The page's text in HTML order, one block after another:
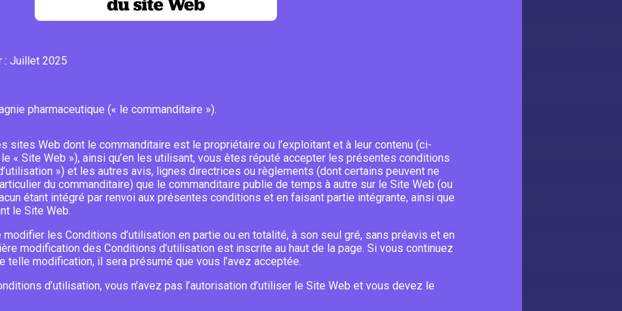
: Juillet 2025
pharmaceutique (« le commanditaire »).
sites Web dont le commanditaire est le propriétaire ou l’exploitant et à leur contenu (ci-
« Site Web »), ainsi qu’en les utilisant, vous êtes réputé accepter les présentes conditions
») et les autres avis, lignes directrices ou règlements (dont certains peuvent ne
du commanditaire) que le commanditaire publie de temps à autre sur le Site Web (ou
étant intégré par renvoi aux présentes conditions et en faisant partie intégrante, ainsi que
le Site Web.
les Conditions d’utilisation en partie ou en totalité, à son seul gré, sans préavis et en
modification des Conditions d’utilisation est inscrite au haut de la page. Si vous continuez
telle modification, il sera présumé que vous l’avez acceptée.
d’utilisation, vous n’avez pas l’autorisation d’utiliser le Site Web et vous devez le